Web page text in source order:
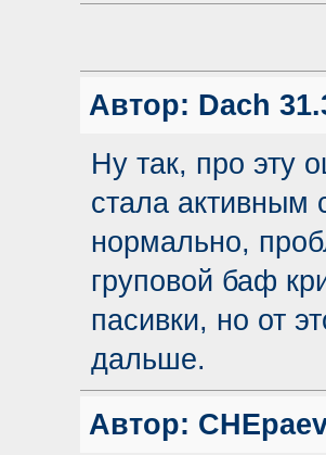
Автор: Dach
Ну так, про эту
стала активным
нормально,
груповой баф
пасивки, но от
дальше.
Автор: